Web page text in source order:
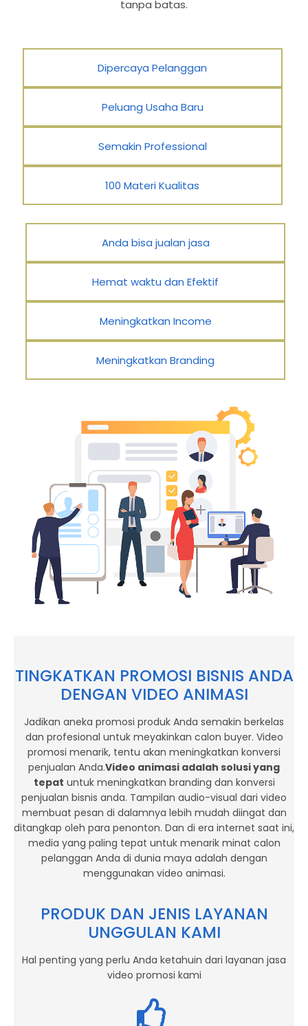
tanpa batas.
Dipercaya Pelanggan
Peluang Usaha Baru
Semakin Professional
100 Materi Kualitas
Anda bisa jualan jasa
Hemat waktu dan Efektif
Meningkatkan Income
Meningkatkan Branding
TINGKATKAN PROMOSI BISNIS ANDA
DENGAN VIDEO ANIMASI
Jadikan aneka promosi produk Anda semakin berkelas
dan profesional untuk meyakinkan calon buyer. Video
promosi menarik, tentu akan meningkatkan konversi
penjualan Anda.Video animasi adalah solusi yang
tepat untuk meningkatkan branding dan konversi
penjualan bisnis anda. Tampilan audio-visual dari video
membuat pesan di dalamnya lebih mudah diingat dan
ditangkap oleh para penonton. Dan di era internet saat ini,
media yang paling tepat untuk menarik minat calon
pelanggan Anda di dunia maya adalah dengan
menggunakan video animasi.
PRODUK DAN JENIS LAYANAN
UNGGULAN KAMI
Hal penting yang perlu Anda ketahuin dari layanan jasa
video promosi kami